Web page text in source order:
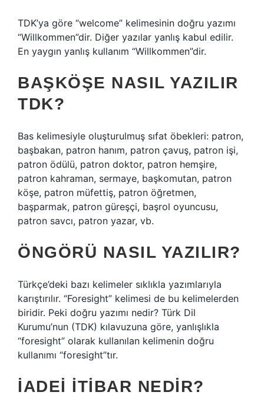
TDK’ya göre “welcome” kelimesinin doğru yazımı
“Willkommen”dir. Diğer yazılar yanlış kabul edilir.
En yaygın yanlış kullanım “Willkommen”dir.
BAŞKÖŞE NASIL YAZILIR
TDK?
Bas kelimesiyle oluşturulmuş sıfat öbekleri: patron,
başbakan, patron hanım, patron çavuş, patron işi,
patron ödülü, patron doktor, patron hemşire,
patron kahraman, sermaye, başkomutan, patron
köşe, patron müfettiş, patron öğretmen,
başparmak, patron güreşçi, başrol oyuncusu,
patron savcı, patron yazar, vb.
ÖNGÖRÜ NASIL YAZILIR?
Türkçe’deki bazı kelimeler sıklıkla yazımlarıyla
karıştırılır. “Foresight” kelimesi de bu kelimelerden
biridir. Peki doğru yazımı nedir? Türk Dil
Kurumu’nun (TDK) kılavuzuna göre, yanlışlıkla
“foresight” olarak kullanılan kelimenin doğru
kullanımı “foresight”tır.
İADEI ITIBAR NEDIR?